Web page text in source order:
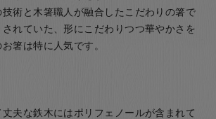
術と木箸職人が融合したこだわりの箸で
れていた、形にこだわりつつ華やかさを
箸は特に人気です。
夫な鉄木にはポリフェノールが含まれて